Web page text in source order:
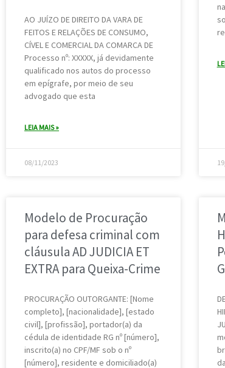
AO JUÍZO DE DIREITO DA VARA DE
FEITOS E RELAÇÕES DE CONSUMO,
CÍVEL E COMERCIAL DA COMARCA DE
Processo nº: XXXXX, já devidamente
qualificado nos autos do processo
em epígrafe, por meio de seu
advogado que esta
LEIA MAIS »
08/11/2023
Modelo de Procuração
para defesa criminal com
cláusula AD JUDICIA ET
EXTRA para Queixa-Crime
PROCURAÇÃO OUTORGANTE: [Nome
completo], [nacionalidade], [estado
civil], [profissão], portador(a) da
cédula de identidade RG nº [número],
inscrito(a) no CPF/MF sob o nº
[número], residente e domiciliado(a)